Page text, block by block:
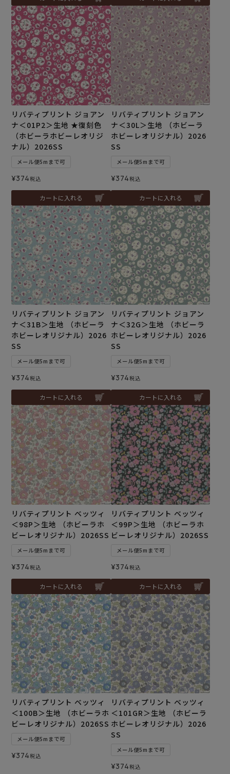
リバティプリント ジョアン
ナ＜01P2＞生地 ★復刻色
（ホビーラホビーレオリジ
ナル）2026SS
メール便5mまで可
¥374税込
カートに入れる
リバティプリント ジョアン
ナ＜30L＞生地 （ホビーラ
ホビーレオリジナル）2026
SS
メール便5mまで可
¥374税込
カートに入れる
リバティプリント ジョアン
ナ＜31B＞生地 （ホビーラ
ホビーレオリジナル）2026
SS
メール便5mまで可
¥374税込
カートに入れる
リバティプリント ジョアン
ナ＜32G＞生地 （ホビーラ
ホビーレオリジナル）2026
SS
メール便5mまで可
¥374税込
カートに入れる
リバティプリント ベッツィ
＜98P＞生地 （ホビーラホ
ビーレオリジナル）2026SS
メール便5mまで可
¥374税込
カートに入れる
リバティプリント ベッツィ
＜99P＞生地 （ホビーラホ
ビーレオリジナル）2026SS
メール便5mまで可
¥374税込
カートに入れる
リバティプリント ベッツィ
＜100B＞生地 （ホビーラホ
ビーレオリジナル）2026SS
メール便5mまで可
¥374税込
リバティプリント ベッツィ
＜101GR＞生地 （ホビーラ
ホビーレオリジナル）2026
SS
メール便5mまで可
¥374税込